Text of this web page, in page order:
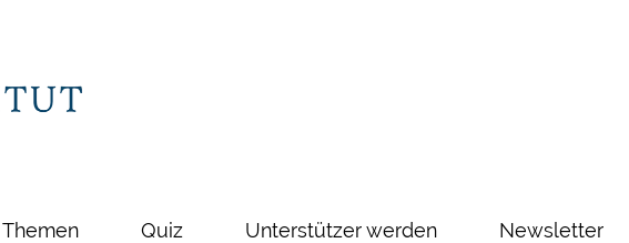
Themen Quiz Unterstützer werden Newsletter